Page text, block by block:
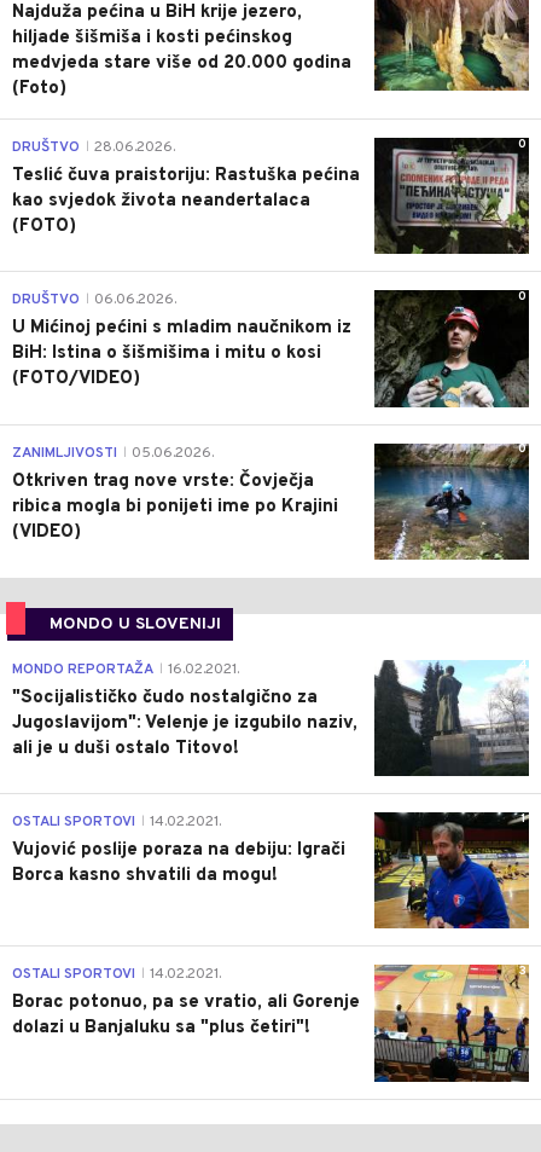
Najduža pećina u BiH krije jezero,
hiljade šišmiša i kosti pećinskog
medvjeda stare više od 20.000 godina
(Foto)
0
DRUŠTVO 28.06.2026.
Teslić čuva praistoriju: Rastuška pećina
kao svjedok života neandertalaca
(FOTO)
0
DRUŠTVO 06.06.2026.
U Mićinoj pećini s mladim naučnikom iz
BiH: Istina o šišmišima i mitu o kosi
(FOTO/VIDEO)
0
ZANIMLJIVOSTI 05.06.2026.
Otkriven trag nove vrste: Čovječja
ribica mogla bi ponijeti ime po Krajini
(VIDEO)
MONDO U SLOVENIJI
4
MONDO REPORTAŽA 16.02.2021.
"Socijalističko čudo nostalgično za
Jugoslavijom": Velenje je izgubilo naziv,
ali je u duši ostalo Titovo!
1
OSTALI SPORTOVI 14.02.2021.
Vujović poslije poraza na debiju: Igrači
Borca kasno shvatili da mogu!
3
OSTALI SPORTOVI 14.02.2021.
Borac potonuo, pa se vratio, ali Gorenje
dolazi u Banjaluku sa "plus četiri"!